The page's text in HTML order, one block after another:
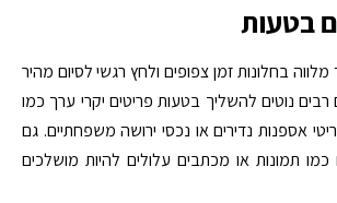
בטעות
מלווה בחלונות זמן צפופים ולחץ רגשי לסיום מהיר
נוטים להשליך בטעות פריטים יקרי ערך כמו
אספנות נדירים או נכסי ירושה משפחתיים. גם
כמו תמונות או מכתבים עלולים להיות מושלכים